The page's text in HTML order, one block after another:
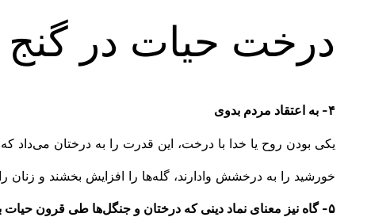
درخت حیات در گنج
۴- به اعتقاد مردم بدوی
یکی بودن روح یا خدا با درخت، این قدرت را به درختان می‌داد که
خورشید را به درخشش وادارند، گله‌ها را افزایش بخشند و زنان
۵- گاه نیز معنای نماد دینی که درختان و جنگل‌ها طی قرون حیات بشری در زبان‌ها و فرهنگ‌ها پیدا کرده‌اند